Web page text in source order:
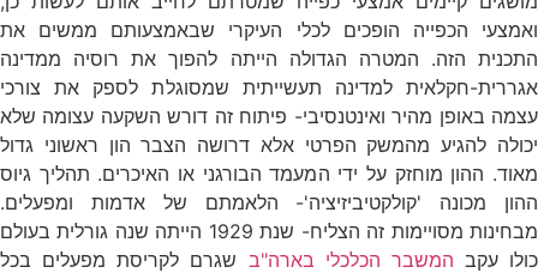
ואמצעי הכפייה הופכים לכלי העיקרי שבאמצעותם ממשים את
התכנית הזה. המטרה הגדולה הייתה להפוך את רוסיה ממדינה
אגררית-חקלאית למדינה תעשייתית שמסוגלת לספק את צורכי
עצמה באופן מהיר ואינטנסיבי- פיתוח זה דורש השקעה עצומה שלא
יכולה להגיע מהמשק הפרטי אלא דרושה הצבר הון ראשוני גדול
מאוד. ההון מוחזק על ידי המעמד הבורגני או האיכרים. תהליך גיוס
ההון מכונה 'קולקטיביזיציה'- הלאמתם של אדמות ומפעלים.
מבחינות מסויימות זה הצליח- שנת 1929 הייתה שנה גורלית בעולם
כולו עקב המשבר הכלכלי בארה"ב שגרם לקריסת מפעלים בכל